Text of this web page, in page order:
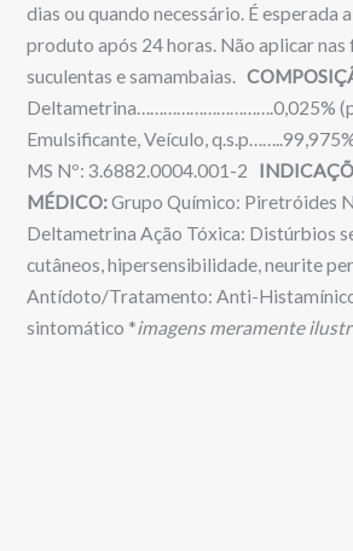
dias ou quando necessário. É esperada
produto após 24 horas. Não aplicar nas
suculentas e samambaias.
Deltametrina………………………….0,025%
Emulsificante, Veículo,
MS Nº: 3.6882.0004.001-2
MÉDICO:Grupo Químico: Piretróides
Deltametrina Ação Tóxica: Distúrbios
cutâneos, hipersensibilidade, neurite
Antídoto/Tratamento: Anti-
sintomático *imagens meramente